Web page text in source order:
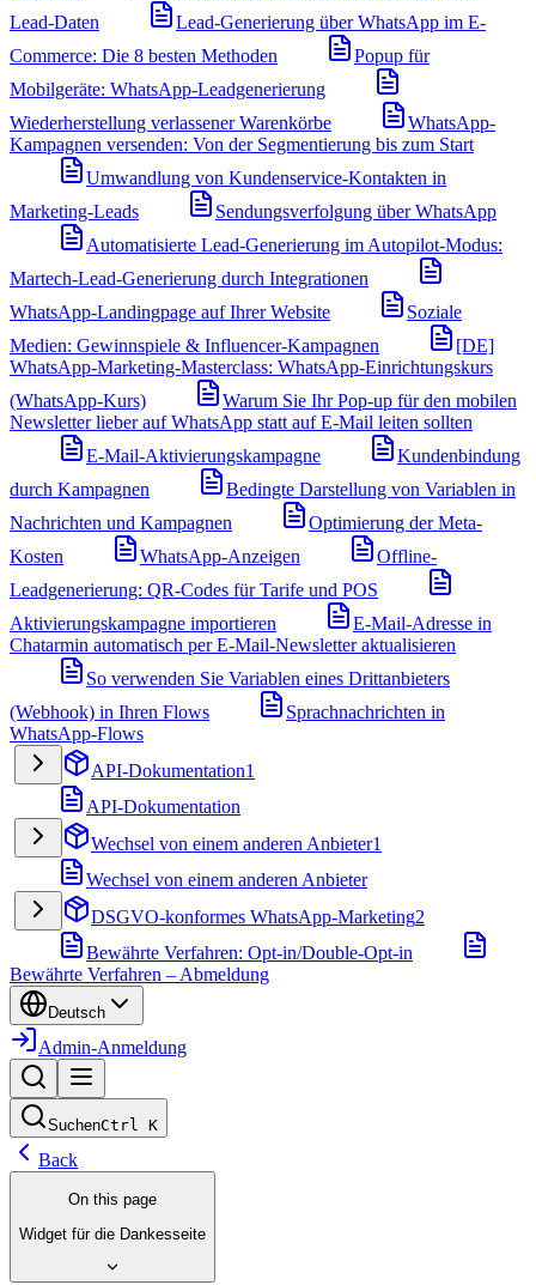
Lead-Daten
Lead-Generierung über WhatsApp im E-
Commerce: Die 8 besten Methoden
Popup für
Mobilgeräte: WhatsApp-Leadgenerierung
Wiederherstellung verlassener Warenkörbe
WhatsApp-
Kampagnen versenden: Von der Segmentierung bis zum Start
Umwandlung von Kundenservice-Kontakten in
Marketing-Leads
Sendungsverfolgung über WhatsApp
Automatisierte Lead-Generierung im Autopilot-Modus:
Martech-Lead-Generierung durch Integrationen
WhatsApp-Landingpage auf Ihrer Website
Soziale
Medien: Gewinnspiele & Influencer-Kampagnen
[DE]
WhatsApp-Marketing-Masterclass: WhatsApp-Einrichtungskurs
(WhatsApp-Kurs)
Warum Sie Ihr Pop-up für den mobilen
Newsletter lieber auf WhatsApp statt auf E-Mail leiten sollten
E-Mail-Aktivierungskampagne
Kundenbindung
durch Kampagnen
Bedingte Darstellung von Variablen in
Nachrichten und Kampagnen
Optimierung der Meta-
Kosten
WhatsApp-Anzeigen
Offline-
Leadgenerierung: QR-Codes für Tarife und POS
Aktivierungskampagne importieren
E-Mail-Adresse in
Chatarmin automatisch per E-Mail-Newsletter aktualisieren
So verwenden Sie Variablen eines Drittanbieters
(Webhook) in Ihren Flows
Sprachnachrichten in
WhatsApp-Flows
API-Dokumentation1
API-Dokumentation
Wechsel von einem anderen Anbieter1
Wechsel von einem anderen Anbieter
DSGVO-konformes WhatsApp-Marketing2
Bewährte Verfahren: Opt-in/Double-Opt-in
Bewährte Verfahren – Abmeldung
Deutsch
Admin-Anmeldung
SuchenCtrl K
Back
On this page
Widget für die Dankesseite